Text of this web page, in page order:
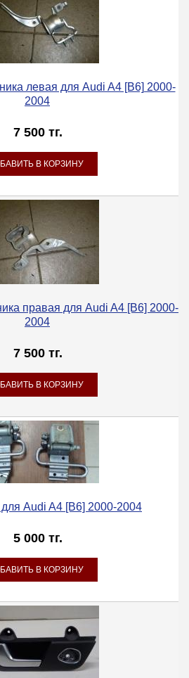
левая для Audi A4 [B6] 2000-
2004
7 500 тг.
правая для Audi A4 [B6] 2000-
2004
7 500 тг.
Audi A4 [B6] 2000-2004
5 000 тг.